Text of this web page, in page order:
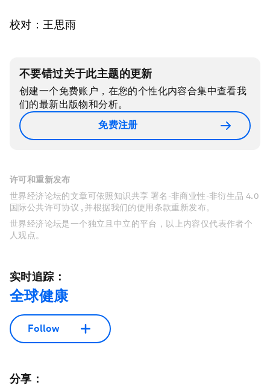
校对：王思雨
不要错过关于此主题的更新
创建一个免费账户，在您的个性化内容合集中查看我
们的最新出版物和分析。
免费注册
许可和重新发布
世界经济论坛的文章可依照知识共享 署名-非商业性-非衍生品 4.0
国际公共许可协议 , 并根据我们的使用条款重新发布。
世界经济论坛是一个独立且中立的平台，以上内容仅代表作者个
人观点。
实时追踪：
全球健康
Follow
分享：